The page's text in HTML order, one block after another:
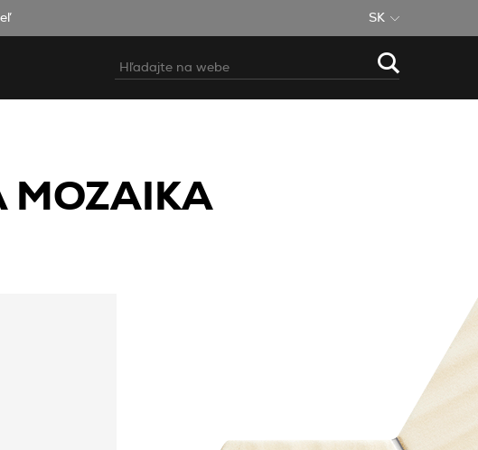
SK
MOZAIKA